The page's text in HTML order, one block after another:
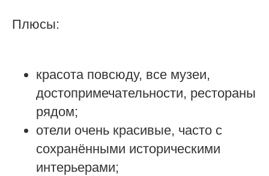
Плюсы:
красота повсюду, все музеи,
достопримечательности, рестораны
рядом;
отели очень красивые, часто с
сохранёнными историческими
интерьерами;